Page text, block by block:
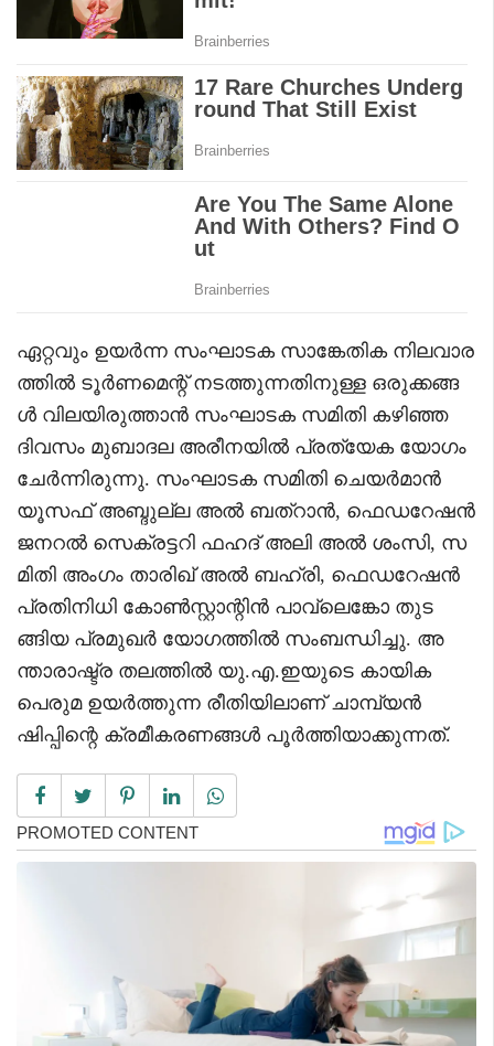
ഏറ്റവും ഉയർന്ന സംഘാടക സാങ്കേതിക നിലവാര
ത്തിൽ ടൂർണമെന്റ് നടത്തുന്നതിനുള്ള ഒരുക്കങ്ങ
ൾ വിലയിരുത്താൻ സംഘാടക സമിതി കഴിഞ്ഞ
ദിവസം മുബാദല അരീനയിൽ പ്രത്യേക യോഗം
ചേർന്നിരുന്നു. സംഘാടക സമിതി ചെയർമാൻ
യൂസഫ് അബ്ദുല്ല അൽ ബത്റാൻ, ഫെഡറേഷൻ
ജനറൽ സെക്രട്ടറി ഫഹദ് അലി അൽ ശംസി, സ
മിതി അംഗം താരിഖ് അൽ ബഹ്രി, ഫെഡറേഷൻ
പ്രതിനിധി കോൺസ്റ്റാന്റിൻ പാവ്‌ലെങ്കോ തുട
ങ്ങിയ പ്രമുഖർ യോഗത്തിൽ സംബന്ധിച്ചു. അ
ന്താരാഷ്ട്ര തലത്തിൽ യു.എ.ഇയുടെ കായിക
പെരുമ ഉയർത്തുന്ന രീതിയിലാണ് ചാമ്പ്യൻ
ഷിപ്പിന്റെ ക്രമീകരണങ്ങൾ പൂർത്തിയാക്കുന്നത്.